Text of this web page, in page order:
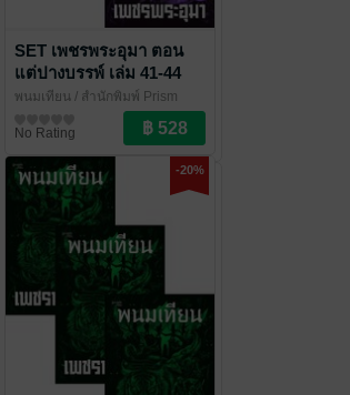
SET เพชรพระอุมา ตอน
แต่ปางบรรพ์ เล่ม 41-44
พนมเทียน / สำนักพิมพ์ Prism
นิยายผจญภัย/บู๊แอกชัน
No Rating
-20%